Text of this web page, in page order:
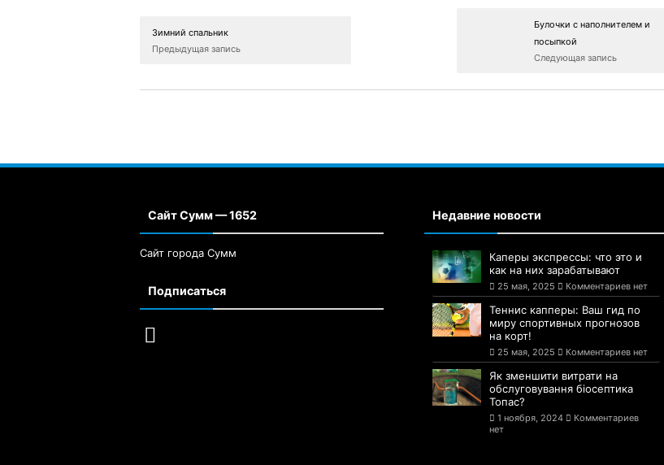
Зимний спальник
Предыдущая запись
Булочки с наполнителем и
посыпкой
Следующая запись
Сайт Сумм — 1652
Сайт города Сумм
Подписаться
Недавние новости
Каперы экспрессы: что это и
как на них зарабатывают
25 мая, 2025 Комментариев нет
Теннис капперы: Ваш гид по
миру спортивных прогнозов
на корт!
25 мая, 2025 Комментариев нет
Як зменшити витрати на
обслуговування біосептика
Топас?
1 ноября, 2024
Комментариев
нет